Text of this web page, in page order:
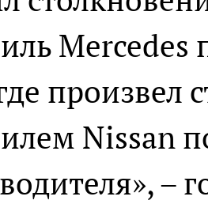
произвел
Nissan
–